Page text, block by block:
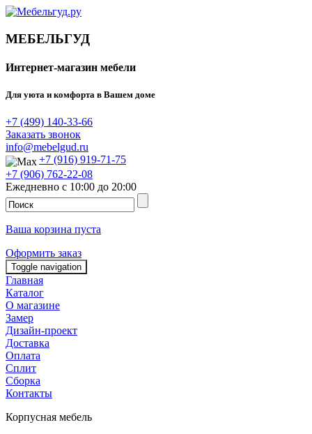
МЕБЕЛЬГУД
Интернет-магазин мебели
Для уюта и комфорта в Вашем доме
+7 (499) 140-33-66
Заказать звонок
info@mebelgud.ru
+7 (916) 919-71-75
+7 (906) 762-22-08
Ежедневно с 10:00 до 20:00
Ваша корзина пуста
Оформить заказ
Toggle navigation
Главная
Каталог
О магазине
Замер
Дизайн-проект
Доставка
Оплата
Сплит
Сборка
Контакты
Корпусная мебель